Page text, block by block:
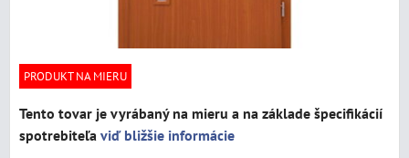
PRODUKT NA MIERU
Tento tovar je vyrábaný na mieru a na základe špecifikácií
spotrebiteľa viď bližšie informácie